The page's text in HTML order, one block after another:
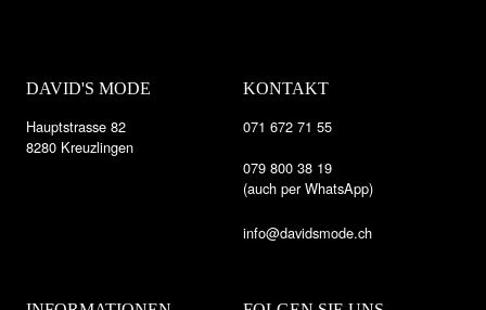
DAVID'S MODE
Hauptstrasse 82
8280 Kreuzlingen
KONTAKT
071 672 71 55
079 800 38 19
(auch per WhatsApp)
info@davidsmode.ch